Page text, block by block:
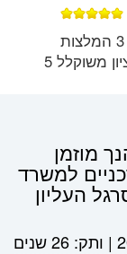
3 המלצות
משוקלל 5
מוזמן
למשרד
העליון
| ותק: 26 שנים